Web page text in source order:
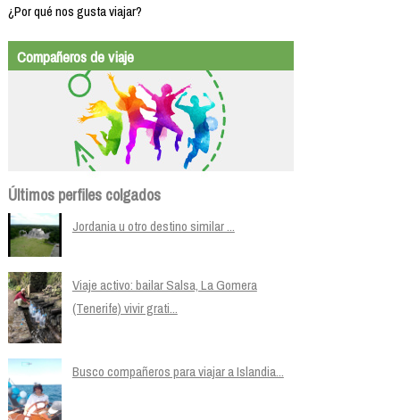
¿Por qué nos gusta viajar?
Compañeros de viaje
Últimos perfiles colgados
Jordania u otro destino similar ...
Viaje activo: bailar Salsa, La Gomera
(Tenerife) vivir grati...
Busco compañeros para viajar a Islandia...